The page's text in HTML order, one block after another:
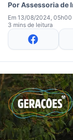
PorAssessoria de
Em 13/08/2024, 05h00
3 mins de leitura